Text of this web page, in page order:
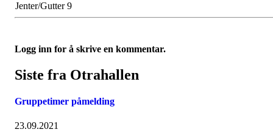
Jenter/Gutter 9
Logg inn for å skrive en kommentar.
Siste fra Otrahallen
Gruppetimer påmelding
23.09.2021